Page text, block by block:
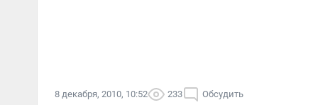
8 декабря, 2010, 10:52 233 Обсудить